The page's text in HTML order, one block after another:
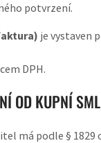
potvrzení.
je vystaven
DPH.
OD KUPNÍ
má podle § 1829